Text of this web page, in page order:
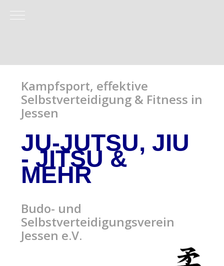
Mobile Menu Toggle
Kampfsport, effektive
Selbstverteidigung & Fitness in
Jessen
JU-JUTSU, JIU
- JITSU&
MEHR
Budo- und
Selbstverteidigungsverein
Jessen e.V.